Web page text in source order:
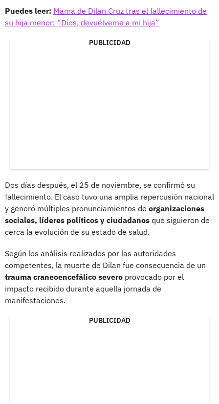
Puedes leer: Mamá de Dilan Cruz tras el fallecimiento de
su hija menor: “Dios, devuélveme a mi hija”
PUBLICIDAD
Dos días después, el 25 de noviembre, se confirmó su
fallecimiento. El caso tuvo una amplia repercusión nacional
y generó múltiples pronunciamientos de organizaciones
sociales, líderes políticos y ciudadanos que siguieron de
cerca la evolución de su estado de salud.
Según los análisis realizados por las autoridades
competentes, la muerte de Dilan fue consecuencia de un
trauma craneoencefálico severo provocado por el
impacto recibido durante aquella jornada de
manifestaciones.
PUBLICIDAD